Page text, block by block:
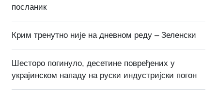
посланик
Крим тренутно није на дневном реду – Зеленски
Шесторо погинуло, десетине повређених у
украјинском нападу на руски индустријски погон